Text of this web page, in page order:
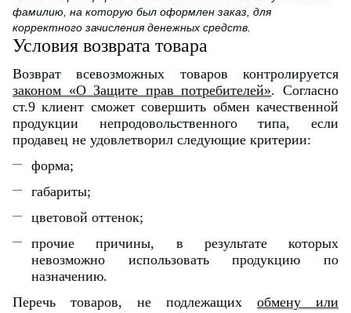
фамилию, на которую был оформлен заказ, для
корректного зачисления денежных средств.
Условия возврата товара
Возврат всевозможных товаров контролируется
законом «О Защите прав потребителей». Согласно
ст.9 клиент сможет совершить обмен качественной
продукции непродовольственного типа, если
продавец не удовлетворил следующие критерии:
форма;
габариты;
цветовой оттенок;
прочие причины, в результате которых
невозможно использовать продукцию по
назначению.
Перечь товаров, не подлежащих обмену или